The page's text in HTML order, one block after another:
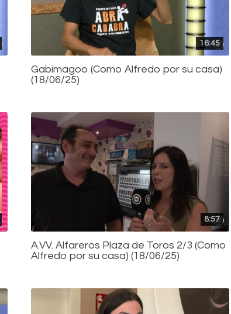
16:45
Gabimagoo (Como Alfredo por su casa)
(18/06/25)
8:57
A.VV. Alfareros Plaza de Toros 2/3 (Como
Alfredo por su casa) (18/06/25)